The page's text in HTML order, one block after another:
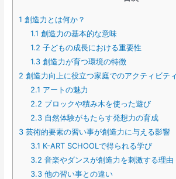
1 創造力とは何か？
1.1 創造力の基本的な意味
1.2 子どもの成長における重要性
1.3創造力が育つ環境の特徴
2 創造力向上に役立つ家庭でのアクティビティ
2.1 アートの魅力
2.2 ブロックや積み木を使った遊び
2.3自然体験がもたらす発想力の育成
3 芸術的要素の習い事が創造力に与える影響
3.1 K-ART SCHOOLで得られる学び
3.2 音楽やダンスが創造力を刺激する理由
3.3他の習い事との違い